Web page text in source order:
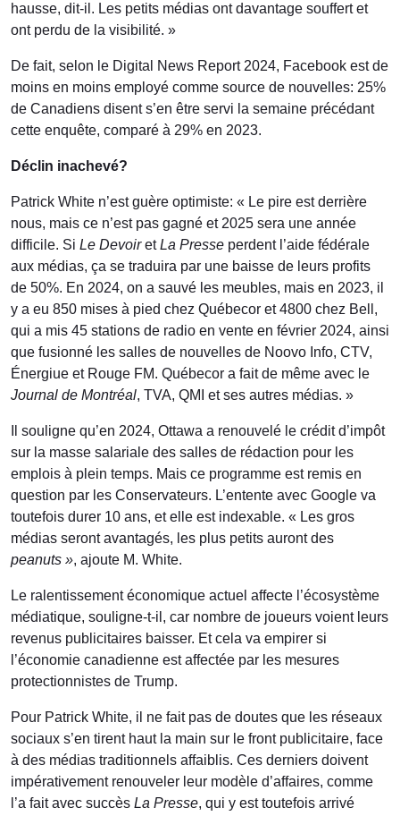
hausse, dit-il. Les petits médias ont davantage souffert et
ont perdu de la visibilité. »
De fait, selon le Digital News Report 2024, Facebook est de
moins en moins employé comme source de nouvelles: 25%
de Canadiens disent s’en être servi la semaine précédant
cette enquête, comparé à 29% en 2023.
Déclin inachevé?
Patrick White n’est guère optimiste: « Le pire est derrière
nous, mais ce n’est pas gagné et 2025 sera une année
difficile. Si Le DevoiretLa Presse perdent l’aide fédérale
aux médias, ça se traduira par une baisse de leurs profits
de 50%. En 2024, on a sauvé les meubles, mais en 2023, il
y a eu 850 mises à pied chez Québecor et 4800 chez Bell,
qui a mis 45 stations de radio en vente en février 2024, ainsi
que fusionné les salles de nouvelles de Noovo Info, CTV,
Énergiue et Rouge FM. Québecor a fait de même avec le
Journal de Montréal, TVA, QMI et ses autres médias. »
Il souligne qu’en 2024, Ottawa a renouvelé le crédit d’impôt
sur la masse salariale des salles de rédaction pour les
emplois à plein temps. Mais ce programme est remis en
question par les Conservateurs. L’entente avec Google va
toutefois durer 10 ans, et elle est indexable. « Les gros
médias seront avantagés, les plus petits auront des
peanuts », ajoute M. White.
Le ralentissement économique actuel affecte l’écosystème
médiatique, souligne-t-il, car nombre de joueurs voient leurs
revenus publicitaires baisser. Et cela va empirer si
l’économie canadienne est affectée par les mesures
protectionnistes de Trump.
Pour Patrick White, il ne fait pas de doutes que les réseaux
sociaux s’en tirent haut la main sur le front publicitaire, face
à des médias traditionnels affaiblis. Ces derniers doivent
impérativement renouveler leur modèle d’affaires, comme
l’a fait avec succès La Presse, qui y est toutefois arrivé